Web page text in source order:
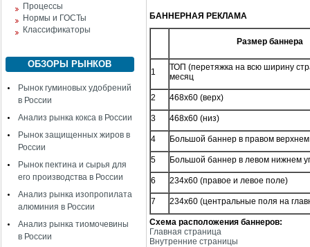
Процессы
Нормы и ГОСТы
Классификаторы
ОБЗОРЫ РЫНКОВ
Рынок гуминовых удобрений
в России
Анализ рынка кокса в России
Рынок защищенных жиров в
России
Рынок пектина и сырья для
его производства в России
Анализ рынка изопропилата
алюминия в России
Анализ рынка тиомочевины
в России
БАННЕРНАЯ РЕКЛАМА
Размер баннера
1
ТОП (перетяжка на всю ширину
месяц
2 468х60 (верх)
3 468х60 (низ)
4 Большой баннер в правом верхнем
5 Большой баннер в левом нижнем
6 234х60 (правое и левое поле)
7 234х60 (центральные поля на
Схема расположения баннеров:
Главная страница
Внутренние страницы